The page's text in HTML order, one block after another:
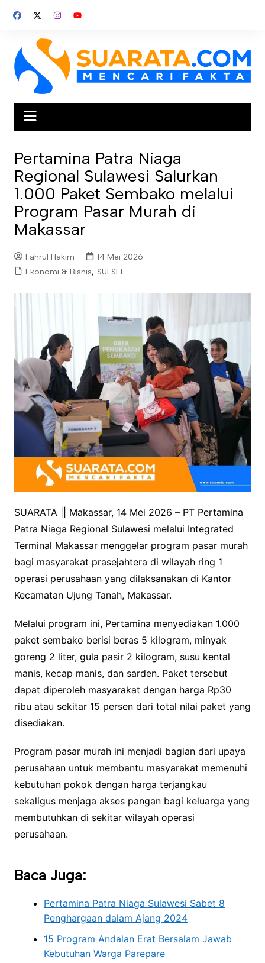
Pertamina Patra Niaga
Regional Sulawesi Salurkan
1.000 Paket Sembako melalui
Program Pasar Murah di
Makassar
Fahrul Hakim
14 Mei 2026
Ekonomi & Bisnis, SULSEL
SUARATA || Makassar, 14 Mei 2026 – PT Pertamina
Patra Niaga Regional Sulawesi melalui Integrated
Terminal Makassar menggelar program pasar murah
bagi masyarakat prasejahtera di wilayah ring 1
operasi perusahaan yang dilaksanakan di Kantor
Kecamatan Ujung Tanah, Makassar.
Melalui program ini, Pertamina menyediakan 1.000
paket sembako berisi beras 5 kilogram, minyak
goreng 2 liter, gula pasir 2 kilogram, susu kental
manis, kecap manis, dan sarden. Paket tersebut
dapat diperoleh masyarakat dengan harga Rp30
ribu atau sekitar 15 persen dari total nilai paket yang
disediakan.
Program pasar murah ini menjadi bagian dari upaya
perusahaan untuk membantu masyarakat memenuhi
kebutuhan pokok dengan harga terjangkau
sekaligus menjaga akses pangan bagi keluarga yang
membutuhkan di sekitar wilayah operasi
perusahaan.
Baca Juga:
Pertamina Patra Niaga Sulawesi Sabet 8
Penghargaan dalam Ajang 2024
15 Program Andalan Erat Bersalam Jawab
Kebutuhan Warga Parepare